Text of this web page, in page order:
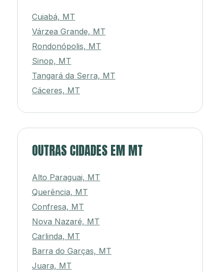
Cuiabá, MT
Várzea Grande, MT
Rondonópolis, MT
Sinop, MT
Tangará da Serra, MT
Cáceres, MT
OUTRAS CIDADES EM MT
Alto Paraguai, MT
Querência, MT
Confresa, MT
Nova Nazaré, MT
Carlinda, MT
Barra do Garças, MT
Juara, MT